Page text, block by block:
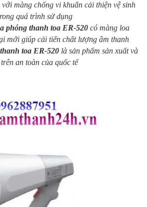
màng chống vi khuẩn cải thiện vệ sinh
quá trình sử dụng
phóng thanh toa ER-520 có màng loa
mới giúp cải tiến chất lượng âm thanh
toa ER-520 là sản phẩm sản xuất và
an toàn của quốc tế